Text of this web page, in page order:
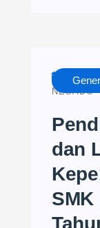
NESADO
dan